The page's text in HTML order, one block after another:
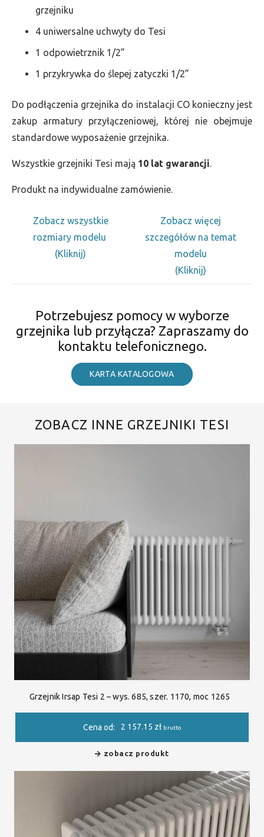
grzejniku
4 uniwersalne uchwyty do Tesi
1 odpowietrznik 1/2”
1 przykrywka do ślepej zatyczki 1/2”
Do podłączenia grzejnika do instalacji CO konieczny jest
zakup armatury przyłączeniowej, której nie obejmuje
standardowe wyposażenie grzejnika.
Wszystkie grzejniki Tesi mają 10 lat gwarancji.
Produkt na indywidualne zamówienie.
Zobacz wszystkie
rozmiary modelu
(Kliknij)
Zobacz więcej
szczegółów na temat
modelu
(Kliknij)
Potrzebujesz pomocy w wyborze
grzejnika lub przyłącza? Zapraszamy do
kontaktu telefonicznego.
KARTA KATALOGOWA
ZOBACZ INNE GRZEJNIKI TESI
Grzejnik Irsap Tesi 2 – wys. 685, szer. 1170, moc 1265
Cena od: 2 157.15 zł brutto
zobacz produkt